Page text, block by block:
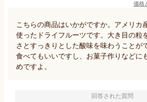
価格
こちらの商品はいかがですか。アメリカ
使ったドライフルーツです。大き目の粒
さとすっきりとした酸味を味わうことが
食べてもいいですし、お菓子作りなどに
めですよ。
回答された質問